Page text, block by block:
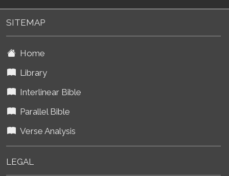
SITEMAP
Home
Library
Interlinear Bible
Parallel Bible
Verse Analysis
LEGAL